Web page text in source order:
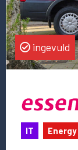
ingevuld
IT Energy